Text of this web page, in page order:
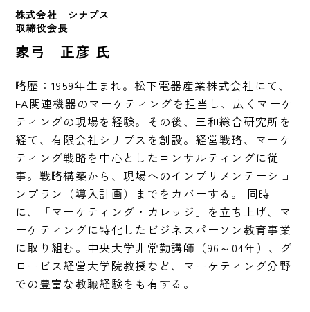
株式会社　シナプス
取締役会長
家弓 正彦 氏
略歴：1959年生まれ。松下電器産業株式会社にて、
FA関連機器のマーケティングを担当し、広くマーケ
ティングの現場を経験。その後、三和総合研究所を
経て、有限会社シナプスを創設。経営戦略、マーケ
ティング戦略を中心としたコンサルティングに従
事。戦略構築から、現場へのインプリメンテーショ
ンプラン（導入計画）までをカバーする。 同時
に、「マーケティング・カレッジ」を立ち上げ、マ
ーケティングに特化したビジネスパーソン教育事業
に取り組む。中央大学非常勤講師（96～04年）、グ
ロービス経営大学院教授など、マーケティング分野
での豊富な教職経験をも有する。